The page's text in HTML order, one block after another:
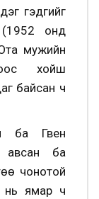
гэдгийг
(1952 онд
мужийн
хойш
байсан ч
ба Гвен
авсан ба
чонотой
нь ямар ч